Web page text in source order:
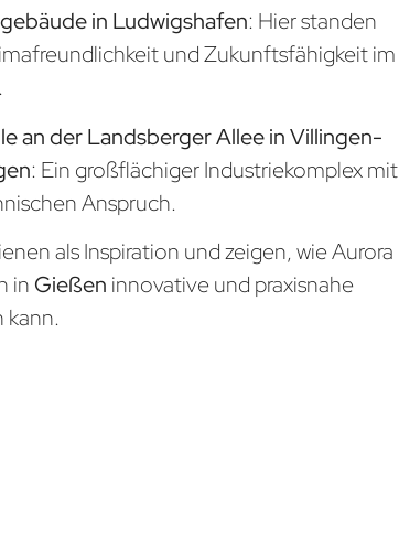
in Ludwigshafen: Hier standen
und Zukunftsfähigkeit im
an der Landsberger Allee in Villingen-
: Ein großflächiger Industriekomplex mit
Anspruch.
als Inspiration und zeigen, wie Aurora
in Gießen innovative und praxisnahe
kann.